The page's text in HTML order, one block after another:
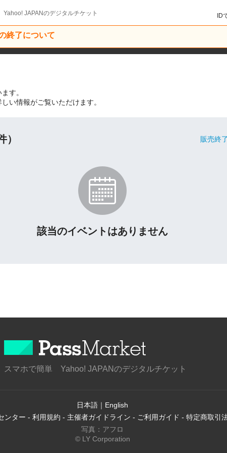
JAPANのデジタルチケット
ID
終了について
す。
い情報がご覧いただけます。
） 販売終
該当のイベントはありません
スマホで簡単 Yahoo! JAPANのデジタルチケット
日本語 ｜ English
ンター - 利用規約 - 主催者ガイドライン - ご利用ガイド - 特定商取引
写真：アフロ
© LY Corporation